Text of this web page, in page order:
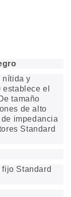
nítida y
el
tamaño
de alto
impedancia
Standard
Standard